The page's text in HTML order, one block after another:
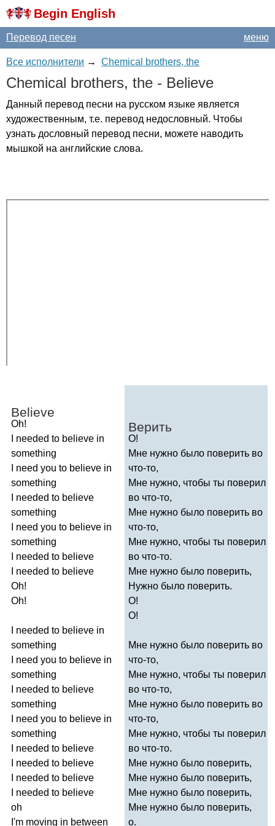
Begin English
меню
Перевод песен
Все исполнители → Chemical brothers, the
Chemical brothers, the - Believe
Данный перевод песни на русском языке является
художественным, т.е. перевод недословный. Чтобы
узнать дословный перевод песни, можете наводить
мышкой на английские слова.
Believe
Oh!
needed to believe in
something
need you to believe in
something
needed to believe
something
need you to believe in
something
needed to believe
needed to believe
Oh!
Oh!
needed to believe in
something
need you to believe in
something
needed to believe
something
need you to believe in
something
needed to believe
needed to believe
needed to believe
needed to believe
oh
I'm moving in between
Верить
О!
Мне нужно было поверить во
что-то,
Мне нужно, чтобы ты поверил
во что-то,
Мне нужно было поверить во
что-то,
Мне нужно, чтобы ты поверил
во что-то.
Мне нужно было поверить,
Нужно было поверить.
О!
О!
Мне нужно было поверить во
что-то,
Мне нужно, чтобы ты поверил
во что-то,
Мне нужно было поверить во
что-то,
Мне нужно, чтобы ты поверил
во что-то.
Мне нужно было поверить,
Мне нужно было поверить,
Мне нужно было поверить,
Мне нужно было поверить,
о.